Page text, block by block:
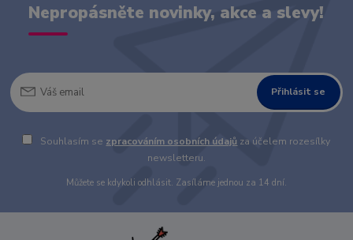
Nepropásněte novinky, akce a slevy!
Přihlásit se
Souhlasím se zpracováním osobních údajů za účelem rozesílky
newsletteru.
Můžete se kdykoli odhlásit. Zasíláme jednou za 14 dní.